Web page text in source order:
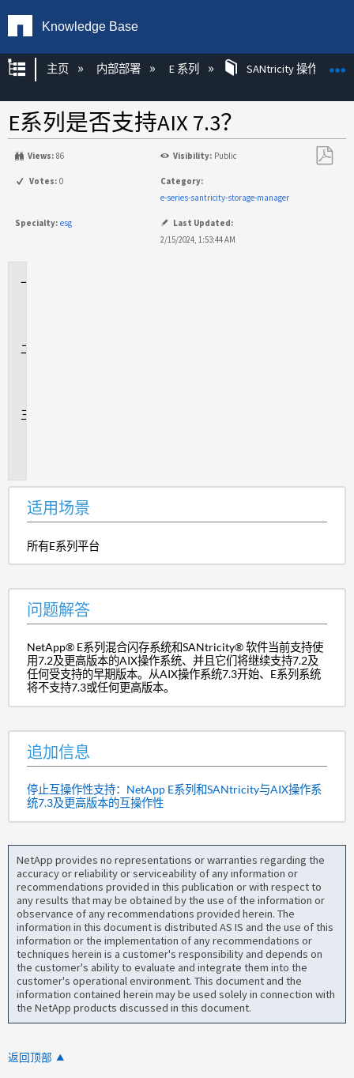
Knowledge Base
扩展/隐缩全局层次
主页 内部部署 E 系列 SANtricity 操作系统
E系列是否支持AIX 7.3？
Views: 86 Visibility: Public
Votes: 0
Category:
e-series-santricity-storage-manager
Specialty: esg
Last Updated:
2/15/2024, 1:53:44 AM
适用场景
所有E系列平台
问题解答
NetApp® E系列混合闪存系统和SANtricity® 软件当前支持使
用7.2及更高版本的AIX操作系统、并且它们将继续支持7.2及
任何受支持的早期版本。从AIX操作系统7.3开始、E系列系统
将不支持7.3或任何更高版本。
追加信息
停止互操作性支持：NetApp E系列和SANtricity与AIX操作系
统7.3及更高版本的互操作性
NetApp provides no representations or warranties regarding the
accuracy or reliability or serviceability of any information or
recommendations provided in this publication or with respect to
any results that may be obtained by the use of the information or
observance of any recommendations provided herein. The
information in this document is distributed AS IS and the use of this
information or the implementation of any recommendations or
techniques herein is a customer's responsibility and depends on
the customer's ability to evaluate and integrate them into the
customer's operational environment. This document and the
information contained herein may be used solely in connection with
the NetApp products discussed in this document.
返回顶部